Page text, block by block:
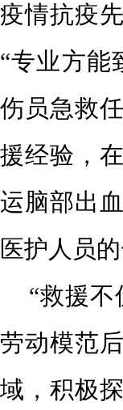
疫情抗疫
“专业方能
伤员急救
援经验，
运脑部出
医护人员的
“救援
劳动模范
域，积极